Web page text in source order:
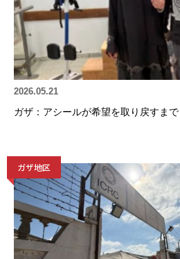
2026.05.21
ガザ：アシールが希望を取り戻すまで
ガザ地区